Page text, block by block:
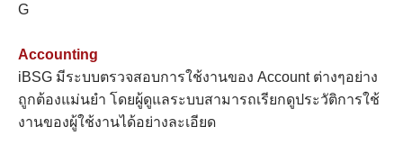
G
Accounting
iBSG มีระบบตรวจสอบการใช้งานของ Account ต่างๆอย่าง
ถูกต้องแม่นยำ โดยผู้ดูแลระบบสามารถเรียกดูประวัติการใช้
งานของผู้ใช้งานได้อย่างละเอียด